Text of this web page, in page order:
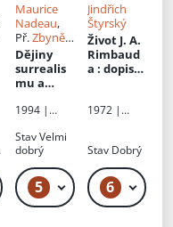
169 Kč – 189 Kč
Maurice
Nadeau,
Př.Zbyněk
Havlíček
Dějiny
surrealis
mu a
ické
ty
1994 |
StavVelmi
dobrý
5 49 Kč – 59 Kč
Jindřich
Štyrský
Život J. A.
Rimbaud
a : dopisy
ty
1972 |
spisovatel
Stav Dobrý
6